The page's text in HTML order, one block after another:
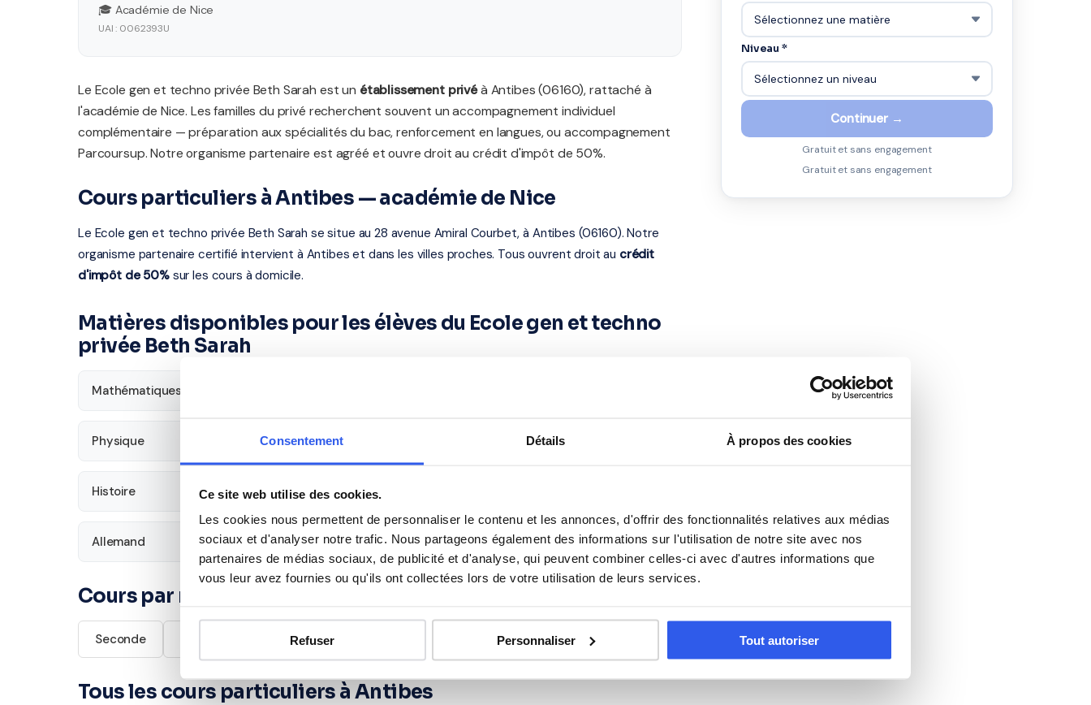
Consentement Détails À propos des cookies
Ce site web utilise des cookies.
Les cookies nous permettent de personnaliser le contenu et les annonces, d'offrir des fonctionnalités relatives aux médias
sociaux et d'analyser notre trafic. Nous partageons également des informations sur l'utilisation de notre site avec nos
partenaires de médias sociaux, de publicité et d'analyse, qui peuvent combiner celles-ci avec d'autres informations que
vous leur avez fournies ou qu'ils ont collectées lors de votre utilisation de leurs services.
Refuser Personnaliser Tout autoriser
🎓 Académie de Nice
UAI : 0062393U
Le Ecole gen et techno privée Beth Sarah est un établissement privéà Antibes (06160), rattaché à
l'académie de Nice. Les familles du privé recherchent souvent un accompagnement individuel
complémentaire — préparation aux spécialités du bac, renforcement en langues, ou accompagnement
Parcoursup. Notre organisme partenaire est agréé et ouvre droit au crédit d'impôt de 50%.
Cours particuliers à Antibes — académie de Nice
Le Ecole gen et techno privée Beth Sarah se situe au 28 avenue Amiral Courbet, à Antibes (06160). Notre
organisme partenaire certifié intervient à Antibes et dans les villes proches. Tous ouvrent droit au crédit
d'impôt de 50%sur les cours à domicile.
Matières disponibles pour les élèves du Ecole gen et techno
privée Beth Sarah
Mathématiques
Physique SVT Philosophie
Histoire Économie
Allemand
Cours par niveau
Seconde Terminale
Tous les cours particuliers à Antibes
Niveau *
Continuer →
Gratuit et sans engagement
Gratuit et sans engagement